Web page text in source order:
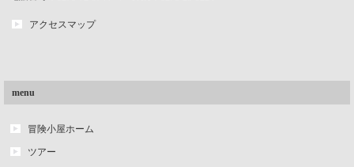
アクセスマップ
menu
冒険小屋ホーム
ツアー